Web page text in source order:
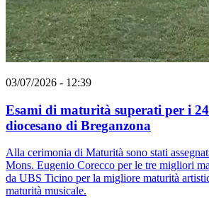
03/07/2026 - 12:39
Esami di maturità superati per i
diocesano di Breganzona
Alla cerimonia di Maturità sono stati
Mons. Eugenio Corecco per le tre migliori
da UBS Ticino per la migliore maturità
maturità musicale.